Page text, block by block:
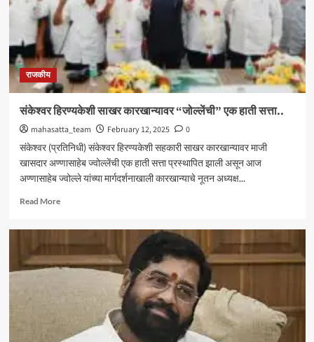
निलंबित
राजकीय
संकेश्वर हिरण्यकेशी साखर कारखान्यावर “जोल्लेंची” एक हाती सत्ता..
mahasatta_team February 12, 2025
0
संकेश्वर (प्रतिनिधी) संकेश्वर हिरण्यकेशी सहकारी साखर कारखान्यावर माजी
खासदार अण्णासाहेब ज्वोल्लेंची एक हाती सत्ता प्रस्थापित झाली असून आज
अण्णासाहेब ज्वोल्ले यांच्या मार्गदर्शनाखाली कारखान्याचे नूतन अध्यक्ष...
Read MoreRead
साखर
सत्ता..